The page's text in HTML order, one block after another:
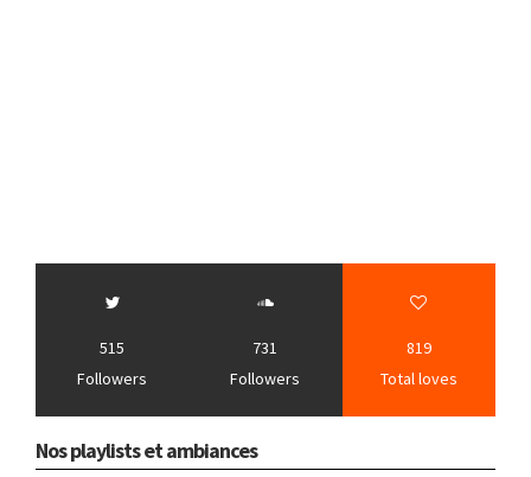
515
Followers
731
Followers
819
Total loves
Nos playlists et ambiances